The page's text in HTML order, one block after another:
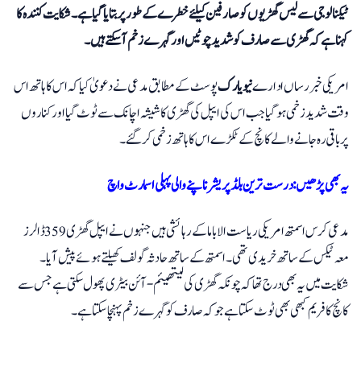
ٹیکنالوجی سے لیس گھڑیوں کو صارفین کیلئے خطرے کے طور پر بتایا گیا ہے۔ شکایت کنندہ کا
کہنا ہے کہ گھڑی سے صارف کو شدید چوٹیں اور گہرے زخم آسکتے ہیں۔
امریکی خبررساں ادارےنیویارکپوسٹ کے مطابق مدعی نے دعویٰ کیا کہ اس کا ہاتھ اس
وقت شدید زخمی ہوگیا جب اس کی ایپل کی گھڑی کا شیشہ اچانک سے ٹوٹ گیا اور کناروں
پر باقی رہ جانے والے کانچ کے ٹکڑے اس کا ہاتھ زخمی کرگئے۔
یہ بھی پڑھیں: درست ترین بلڈ پریشر ناپنے والی پہلی اسمارٹ واچ
مدعی کرس اسمتھ امریکی ریاست الاباما کے رہائشی ہیں جنہوں نے ایپل گھڑی 359 ڈالرز
معہ ٹیکس کے ساتھ خریدی تھی۔ اسمتھ کے ساتھ حادثہ گولف کھیلتے ہوئے پیش آیا۔
شکایت میں یہ بھی درج تھا کہ چونکہ گھڑی کی لیتھیئم-آئن بیٹری پھول سکتی ہے جس سے
کانچ کا فریم کبھی بھی ٹوٹ سکتا ہے جو کہ صارف کو گہرے زخم پہنچا سکتا ہے۔